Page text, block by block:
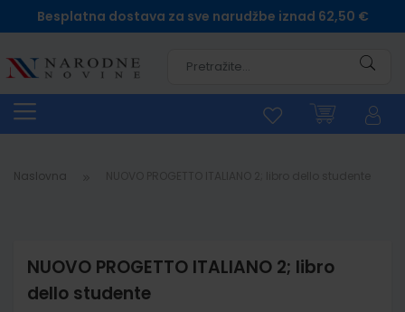
Besplatna dostava za sve narudžbe iznad 62,50 €
Naslovna
NUOVO PROGETTO ITALIANO 2; libro
dello studente